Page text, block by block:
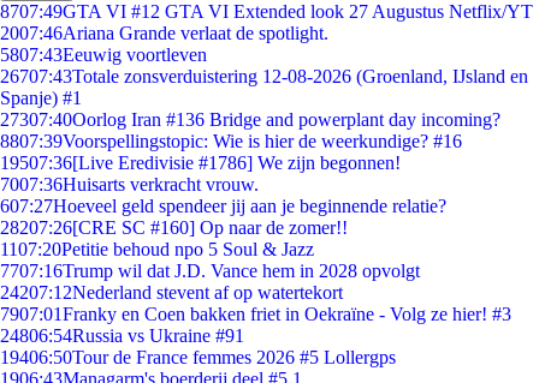
8707:49GTA VI #12 GTA VI Extended look 27 Augustus Netflix/YT
2007:46Ariana Grande verlaat de spotlight.
5807:43Eeuwig voortleven
26707:43Totale zonsverduistering 12-08-2026 (Groenland, IJsland en
Spanje) #1
27307:40Oorlog Iran #136 Bridge and powerplant day incoming?
8807:39Voorspellingstopic: Wie is hier de weerkundige? #16
19507:36[Live Eredivisie #1786] We zijn begonnen!
7007:36Huisarts verkracht vrouw.
607:27Hoeveel geld spendeer jij aan je beginnende relatie?
28207:26[CRE SC #160] Op naar de zomer!!
1107:20Petitie behoud npo 5 Soul & Jazz
7707:16Trump wil dat J.D. Vance hem in 2028 opvolgt
24207:12Nederland stevent af op watertekort
7907:01Franky en Coen bakken friet in Oekraïne - Volg ze hier! #3
24806:54Russia vs Ukraine #91
19406:50Tour de France femmes 2026 #5 Lollergps
1906:43Managarm's boerderij deel #5.1